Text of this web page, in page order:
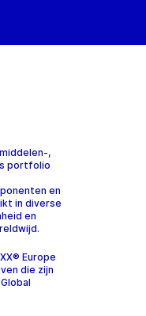
,
portfolio
en
in diverse
en
Europe
die zijn